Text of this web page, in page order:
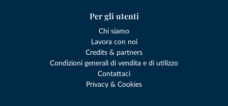
Per gli utenti
Chi siamo
Lavora con noi
Credits & partners
Condizioni generali di vendita e di utilizzo
Contattaci
Privacy & Cookies